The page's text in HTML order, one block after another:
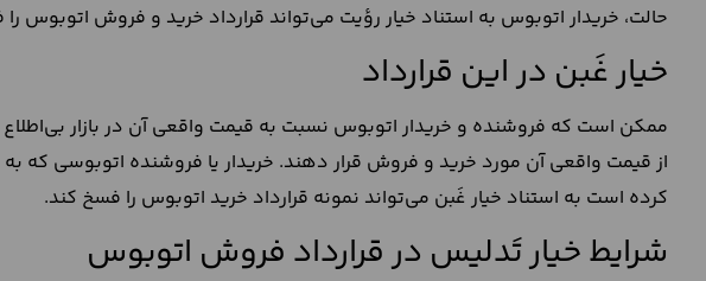
حالت، خریدار اتوبوس به استناد خیار رؤیت می‌تواند قرارداد خرید و فروش اتوبوس
خیار غَبن در این قرارداد
ممکن است که فروشنده و خریدار اتوبوس نسبت به قیمت واقعی آن در بازار بی‌اطلاع
از قیمت واقعی آن مورد خرید و فروش قرار دهند. خریدار یا فروشنده اتوبوسی که
کرده است به استناد خیار غَبن می‌تواند نمونه قرارداد خرید اتوبوس را فسخ کند.
شرایط خیار تَدلیس در قرارداد فروش اتوبوس